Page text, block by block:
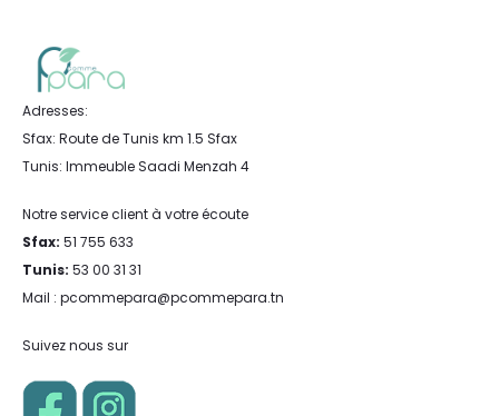
Adresses:
Sfax: Route de Tunis km 1.5 Sfax
Tunis: Immeuble Saadi Menzah 4
Notre service client à votre écoute
Sfax: 51 755 633
Tunis: 53 00 31 31
Mail : pcommepara@pcommepara.tn
Suivez nous sur